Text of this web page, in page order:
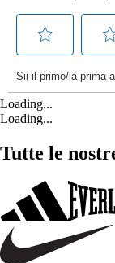
Loading...
Loading...
Tutte le